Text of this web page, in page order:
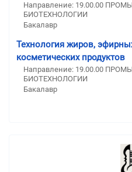
Направление: 19.00.00
БИОТЕХНОЛОГИИ
Бакалавр
Технология жиров,
косметических продуктов
Направление: 19.00.00
БИОТЕХНОЛОГИИ
Бакалавр